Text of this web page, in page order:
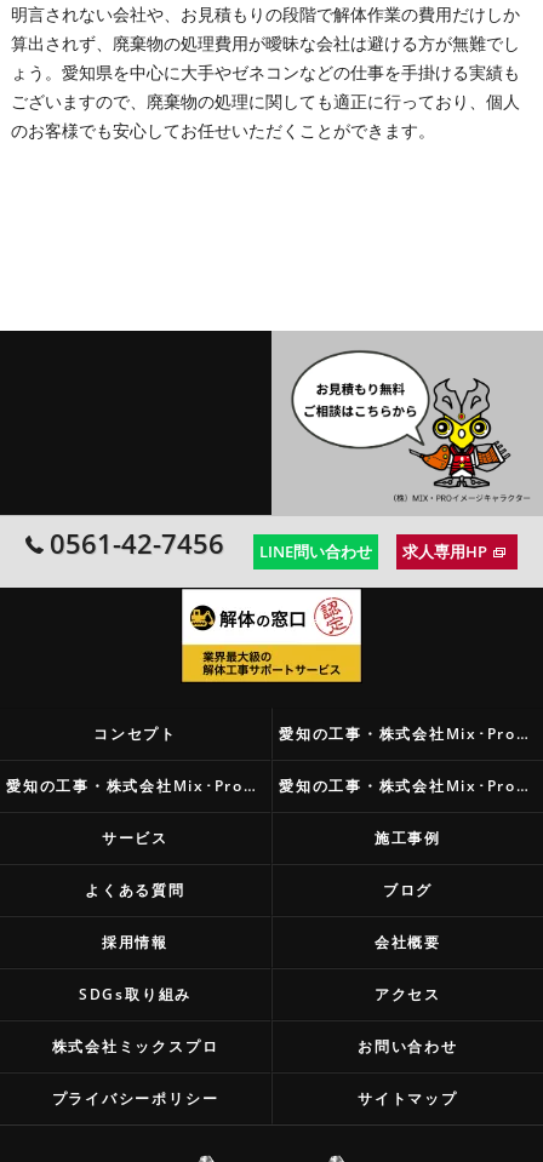
明言されない会社や、お見積もりの段階で解体作業の費用だけしか
算出されず、廃棄物の処理費用が曖昧な会社は避ける方が無難でし
ょう。愛知県を中心に大手やゼネコンなどの仕事を手掛ける実績も
ございますので、廃棄物の処理に関しても適正に行っており、個人
のお客様でも安心してお任せいただくことができます。
0561-42-7456 LINE問い合わせ 求人専用HP
コンセプト 愛知の工事・株式会社Mix･Proの口コミ情報
愛知の工事・株式会社Mix･Proの評判 愛知の工事・株式会社Mix･Proのお客様の声
サービス 施工事例
よくある質問 ブログ
採用情報 会社概要
SDGs取り組み アクセス
株式会社ミックスプロ お問い合わせ
プライバシーポリシー サイトマップ